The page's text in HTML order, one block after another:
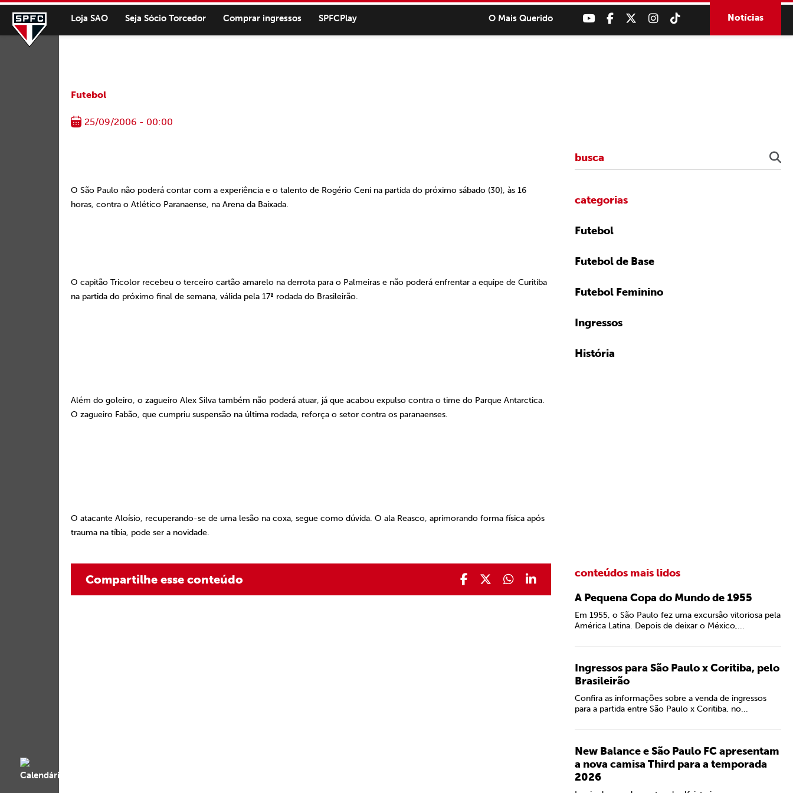
Loja SAO Seja Sócio Torcedor Comprar ingressos SPFCPlay O Mais Querido Notícias
Futebol
25/09/2006 - 00:00
O São Paulo não poderá contar com a experiência e o talento de Rogério Ceni na partida do próximo sábado (30), às 16
horas, contra o Atlético Paranaense, na Arena da Baixada.
O capitão Tricolor recebeu o terceiro cartão amarelo na derrota para o Palmeiras e não poderá enfrentar a equipe de Curitiba
na partida do próximo final de semana, válida pela 17ª rodada do Brasileirão.
Além do goleiro, o zagueiro Alex Silva também não poderá atuar, já que acabou expulso contra o time do Parque Antarctica.
O zagueiro Fabão, que cumpriu suspensão na última rodada, reforça o setor contra os paranaenses.
O atacante Aloísio, recuperando-se de uma lesão na coxa, segue como dúvida. O ala Reasco, aprimorando forma física após
trauma na tíbia, pode ser a novidade.
Compartilhe esse conteúdo
categorias
Futebol
Futebol de Base
Futebol Feminino
Ingressos
História
conteúdos mais lidos
A Pequena Copa do Mundo de 1955
Em 1955, o São Paulo fez uma excursão vitoriosa pela
América Latina. Depois de deixar o México,...
Ingressos para São Paulo x Coritiba, pelo
Brasileirão
Confira as informações sobre a venda de ingressos
para a partida entre São Paulo x Coritiba, no...
New Balance e São Paulo FC apresentam
a nova camisa Third para a temporada
2026